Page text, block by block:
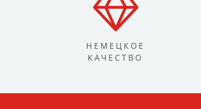
НЕМЕЦКОЕ
КАЧЕСТВО